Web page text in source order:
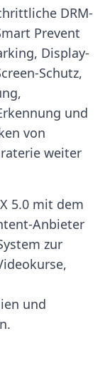
DRM-
Prevent
Display-
Schutz,
und
von
weiter
5.0 mit dem
Anbieter
zur
und